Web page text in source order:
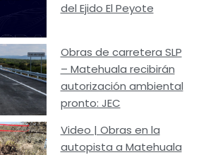
del Ejido El Peyote
Obras de carretera SLP
– Matehuala recibirán
autorización ambiental
pronto: JEC
Video | Obras en la
autopista a Matehuala